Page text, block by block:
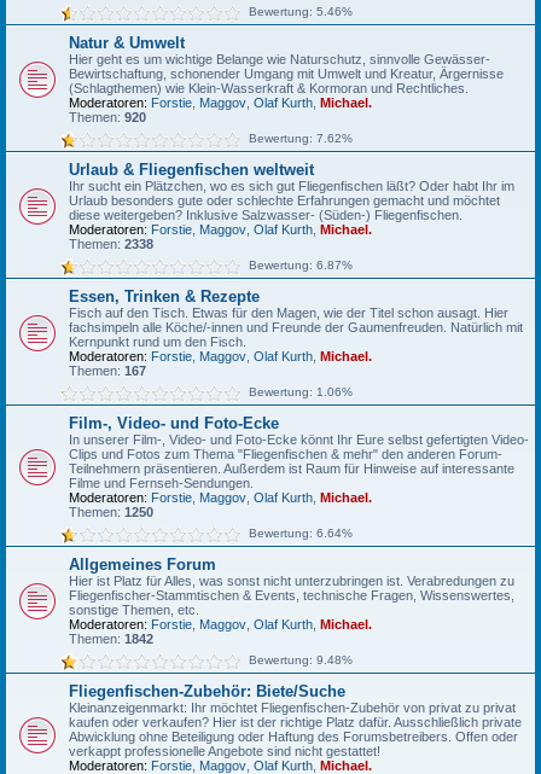
Bewertung: 5.46%
Natur & Umwelt
Hier geht es um wichtige Belange wie Naturschutz, sinnvolle Gewässer-
Bewirtschaftung, schonender Umgang mit Umwelt und Kreatur, Ärgernisse
(Schlagthemen) wie Klein-Wasserkraft & Kormoran und Rechtliches.
Moderatoren: Forstie Maggov Olaf Kurth
Michael.
Themen: 920
Bewertung: 7.62%
Urlaub & Fliegenfischen weltweit
Ihr sucht ein Plätzchen, wo es sich gut Fliegenfischen läßt? Oder habt Ihr im
Urlaub besonders gute oder schlechte Erfahrungen gemacht und möchtet
diese weitergeben? Inklusive Salzwasser- (Süden-) Fliegenfischen.
Moderatoren: Forstie Maggov Olaf Kurth
Michael.
Themen: 2338
Bewertung: 6.87%
Essen, Trinken & Rezepte
Fisch auf den Tisch. Etwas für den Magen, wie der Titel schon ausagt. Hier
fachsimpeln alle Köche/-innen und Freunde der Gaumenfreuden. Natürlich mit
Kernpunkt rund um den Fisch.
Moderatoren: Forstie Maggov Olaf Kurth
Michael.
Themen: 167
Bewertung: 1.06%
Film-, Video- und Foto-Ecke
In unserer Film-, Video- und Foto-Ecke könnt Ihr Eure selbst gefertigten Video-
Clips und Fotos zum Thema "Fliegenfischen & mehr" den anderen Forum-
Teilnehmern präsentieren. Außerdem ist Raum für Hinweise auf interessante
Filme und Fernseh-Sendungen.
Moderatoren: Forstie Maggov Olaf Kurth
Michael.
Themen: 1250
Bewertung: 6.64%
Allgemeines Forum
Hier ist Platz für Alles, was sonst nicht unterzubringen ist. Verabredungen zu
Fliegenfischer-Stammtischen & Events, technische Fragen, Wissenswertes,
sonstige Themen, etc.
Moderatoren: Forstie Maggov Olaf Kurth
Michael.
Themen: 1842
Bewertung: 9.48%
Fliegenfischen-Zubehör: Biete/Suche
Kleinanzeigenmarkt: Ihr möchtet Fliegenfischen-Zubehör von privat zu privat
kaufen oder verkaufen? Hier ist der richtige Platz dafür. Ausschließlich private
Abwicklung ohne Beteiligung oder Haftung des Forumsbetreibers. Offen oder
verkappt professionelle Angebote sind nicht gestattet!
Moderatoren: Forstie Maggov Olaf Kurth
Michael.